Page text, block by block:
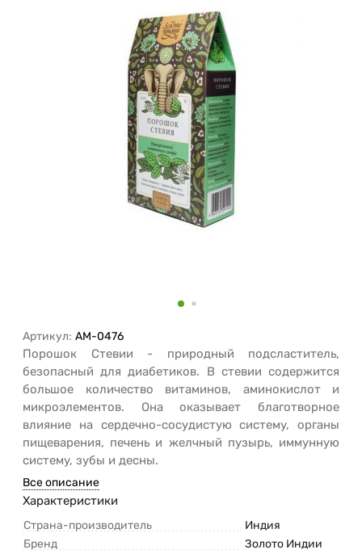
Артикул: AM-0476
Порошок Стевии - природный подсластитель,
безопасный для диабетиков. В стевии содержится
большое количество витаминов, аминокислот и
микроэлементов. Она оказывает благотворное
влияние на сердечно-сосудистую систему, органы
пищеварения, печень и желчный пузырь, иммунную
систему, зубы и десны.
Все описание
Характеристики
Страна-производитель
Индия
Бренд
Золото Индии